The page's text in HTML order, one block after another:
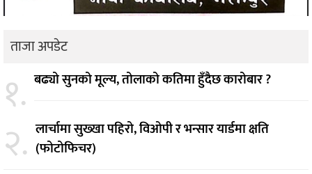
ताजा अपडेट
१. बढ्यो सुनको मूल्य, तोलाको कतिमा हुँदैछ कारोबार ?
२. लार्चामा सुख्खा पहिरो, विओपी र भन्सार यार्डमा क्षति
(फोटोफिचर)